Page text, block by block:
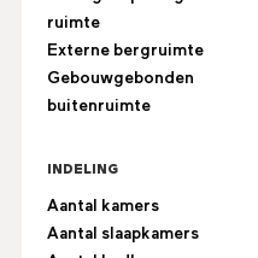
ruimte
Externe bergruimte
Gebouwgebonden
buitenruimte
INDELING
Aantal kamers
Aantal slaapkamers